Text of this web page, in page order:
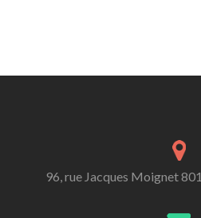
96, rue Jacques Moignet